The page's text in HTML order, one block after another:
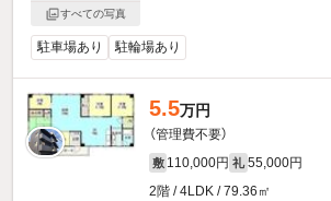
すべての写真
駐車場あり 駐輪場あり
5.5万円
（管理費不要）
敷 110,000円 礼 55,000円
2階 / 4LDK / 79.36㎡